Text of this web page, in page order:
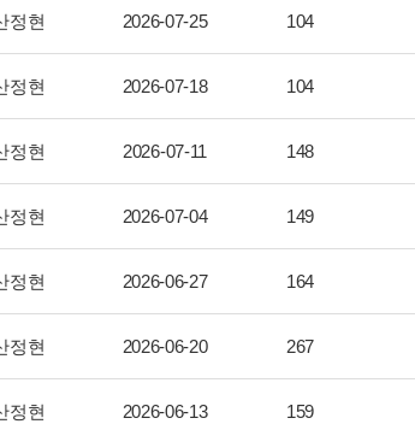
정현 2026-07-25 104
정현 2026-07-18 104
정현 2026-07-11 148
정현 2026-07-04 149
정현 2026-06-27 164
정현 2026-06-20 267
정현 2026-06-13 159